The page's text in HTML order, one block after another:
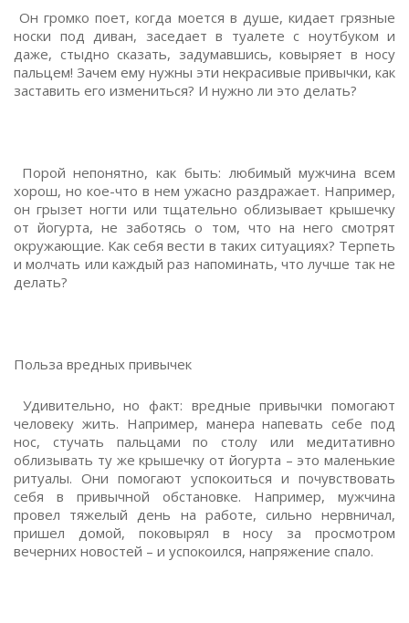
Он громко поет, когда моется в душе, кидает грязные
носки под диван, заседает в туалете с ноутбуком и
даже, стыдно сказать, задумавшись, ковыряет в носу
пальцем! Зачем ему нужны эти некрасивые привычки, как
заставить его измениться? И нужно ли это делать?
Порой непонятно, как быть: любимый мужчина всем
хорош, но кое-что в нем ужасно раздражает. Например,
он грызет ногти или тщательно облизывает крышечку
от йогурта, не заботясь о том, что на него смотрят
окружающие. Как себя вести в таких ситуациях? Терпеть
и молчать или каждый раз напоминать, что лучше так не
делать?
Польза вредных привычек
Удивительно, но факт: вредные привычки помогают
человеку жить. Например, манера напевать себе под
нос, стучать пальцами по столу или медитативно
облизывать ту же крышечку от йогурта – это маленькие
ритуалы. Они помогают успокоиться и почувствовать
себя в привычной обстановке. Например, мужчина
провел тяжелый день на работе, сильно нервничал,
пришел домой, поковырял в носу за просмотром
вечерних новостей – и успокоился, напряжение спало.